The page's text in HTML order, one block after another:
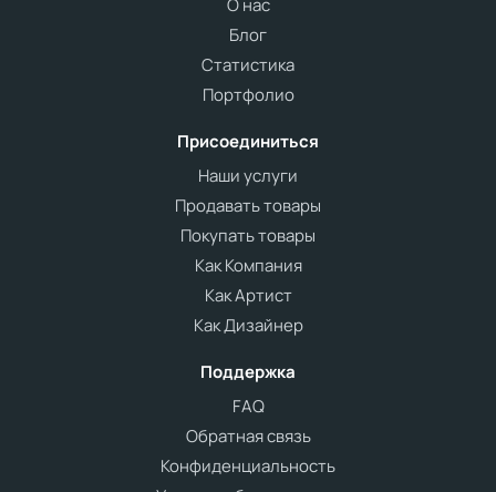
О нас
Блог
Статистика
Портфолио
Присоединиться
Наши услуги
Продавать товары
Покупать товары
Как Компания
Как Артист
Как Дизайнер
Поддержка
FAQ
Обратная связь
Конфиденциальность